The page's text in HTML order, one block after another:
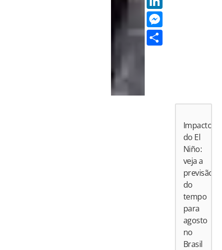
Impactos
do El
Niño:
veja a
previsão
do
tempo
para
agosto
no
Brasil